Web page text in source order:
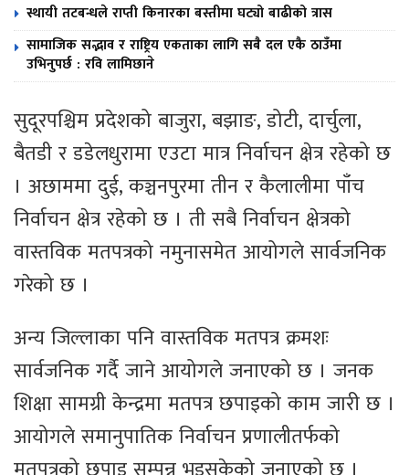
स्थायी तटबन्धले राप्ती किनारका बस्तीमा घट्यो बाढीको त्रास
सामाजिक सद्भाव र राष्ट्रिय एकताका लागि सबै दल एकै ठाउँमा
उभिनुपर्छ : रवि लामिछाने
सुदूरपश्चिम प्रदेशको बाजुरा, बझाङ, डोटी, दार्चुला,
बैतडी र डडेलधुरामा एउटा मात्र निर्वाचन क्षेत्र रहेको छ
। अछाममा दुई, कञ्चनपुरमा तीन र कैलालीमा पाँच
निर्वाचन क्षेत्र रहेको छ । ती सबै निर्वाचन क्षेत्रको
वास्तविक मतपत्रको नमुनासमेत आयोगले सार्वजनिक
गरेको छ ।
अन्य जिल्लाका पनि वास्तविक मतपत्र क्रमशः
सार्वजनिक गर्दै जाने आयोगले जनाएको छ । जनक
शिक्षा सामग्री केन्द्रमा मतपत्र छपाइको काम जारी छ ।
आयोगले समानुपातिक निर्वाचन प्रणालीतर्फको